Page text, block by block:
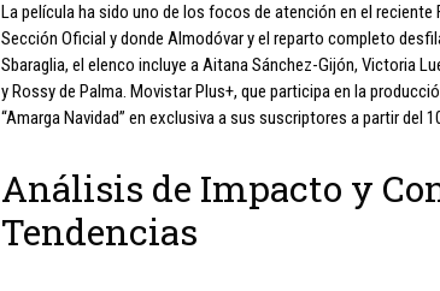
La película ha sido uno de los focos de atención en el
Sección Oficial y donde Almodóvar y el reparto completo
Sbaraglia, el elenco incluye a Aitana Sánchez-Gijón, Victoria
y Rossy de Palma. Movistar Plus+, que participa en la
“Amarga Navidad” en exclusiva a sus suscriptores a partir del
Análisis de Impacto y
Tendencias